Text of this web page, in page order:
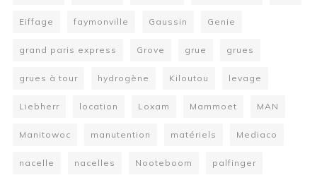
Eiffage faymonville Gaussin Genie
grand paris express Grove grue grues
grues à tour hydrogène Kiloutou levage
Liebherr location Loxam Mammoet MAN
Manitowoc manutention matériels Mediaco
nacelle nacelles Nooteboom palfinger